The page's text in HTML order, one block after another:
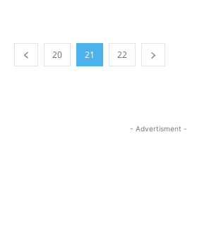
20 21 22
- Advertisment -